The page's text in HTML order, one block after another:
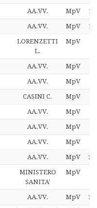
AA.VV. MpV
AA.VV. MpV
LORENZETTI
L.
MpV
AA.VV. MpV
AA.VV. MpV
CASINI C. MpV
AA.VV. MpV
AA.VV. MpV
AA.VV. MpV
AA.VV. MpV
MINISTERO
SANITA'
MpV
AA.VV. MpV